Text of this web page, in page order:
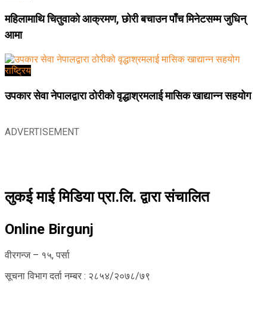
महिलामाथि चितुवाको आक्रमण, छोरी बचाउन पाँच मिनेटसम्म जुधिन्
आमा
राष्ट्रिय
उपकार सेवा नेपालद्वारा ठोरीको वृद्धाश्रमलाई मासिक खाद्यान्न सहयोग
ADVERTISEMENT
लुकई माई मिडिया प्रा.लि. द्वारा संचालित
Online Birgunj
वीरगन्ज – १५, पर्सा
सूचना विभाग दर्ता नम्बर : २८५४/२०७८/७९